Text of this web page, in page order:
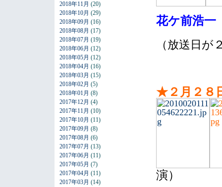
2018年11月 (20)
2018年10月 (29)
2018年09月 (16)
2018年08月 (17)
2018年07月 (19)
2018年06月 (12)
2018年05月 (12)
2018年04月 (16)
2018年03月 (15)
2018年02月 (5)
2018年01月 (8)
2017年12月 (4)
2017年11月 (10)
2017年10月 (11)
2017年09月 (8)
2017年08月 (6)
2017年07月 (13)
2017年06月 (11)
2017年05月 (7)
2017年04月 (11)
2017年03月 (14)
花ケ前浩
（放送日
★２月２８
演）